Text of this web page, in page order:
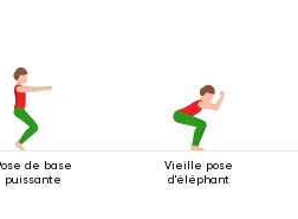
de base
puissante
Vieille pose
d'éléphant